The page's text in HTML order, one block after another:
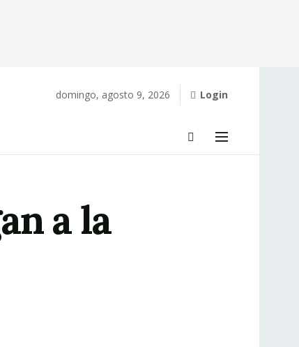
domingo, agosto 9, 2026 Login
a la